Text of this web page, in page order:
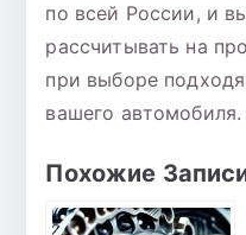
по всей России, и
рассчитывать на
при выборе
вашего автомобиля.
Похожие